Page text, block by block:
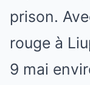
prison.
rouge à
9 mai